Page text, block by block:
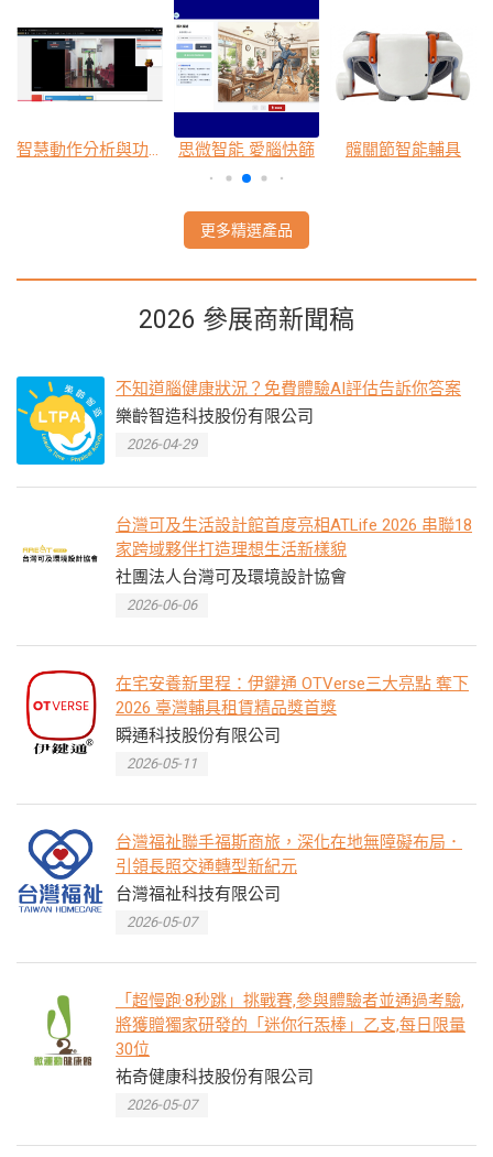
AmLife DeepZleep 智能睡眠養生器 YM2000-1 智慧感測分離式移位床 微笑背架
更多精選產品
2026 參展商新聞稿
不知道腦健康狀況？免費體驗AI評估告訴你答案
樂齡智造科技股份有限公司
2026-04-29
台灣可及生活設計館首度亮相ATLife 2026 串聯18
家跨域夥伴打造理想生活新樣貌
社團法人台灣可及環境設計協會
2026-06-06
在宅安養新里程：伊鍵通 OTVerse三大亮點 奪下
2026 臺灣輔具租賃精品獎首獎
瞬通科技股份有限公司
2026-05-11
台灣福祉聯手福斯商旅，深化在地無障礙布局．
引領長照交通轉型新紀元
台灣福祉科技有限公司
2026-05-07
「超慢跑·8秒跳」挑戰賽,參與體驗者並通過考驗,
將獲贈獨家研發的「迷你行炁棒」乙支,每日限量
30位
祐奇健康科技股份有限公司
2026-05-07